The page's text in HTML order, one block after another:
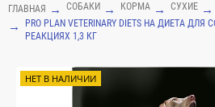
ГЛАВНАЯ СОБАКИ КОРМА СУХИЕ
PRO PLAN VETERINARY DIETS HA ДИЕТА
РЕАКЦИЯХ 1,3 КГ
НЕТ В НАЛИЧИИ